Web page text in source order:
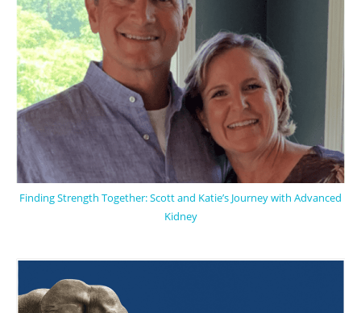
Finding Strength Together: Scott and Katie’s Journey with Advanced
Kidney